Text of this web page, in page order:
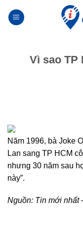
Vì sao TP
Năm 1996, bà Joke
Lan sang TP HCM
nhưng 30 năm sau
này”.
Nguồn: Tin mới nhất